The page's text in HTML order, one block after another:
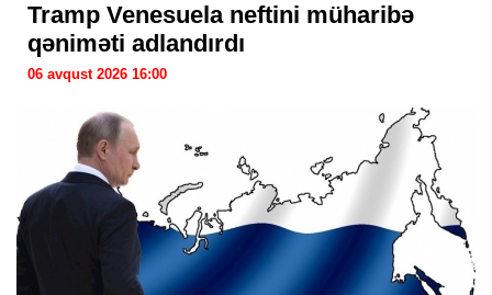
Tramp Venesuela neftini müharibə
qəniməti adlandırdı
06 avqust 2026 16:00